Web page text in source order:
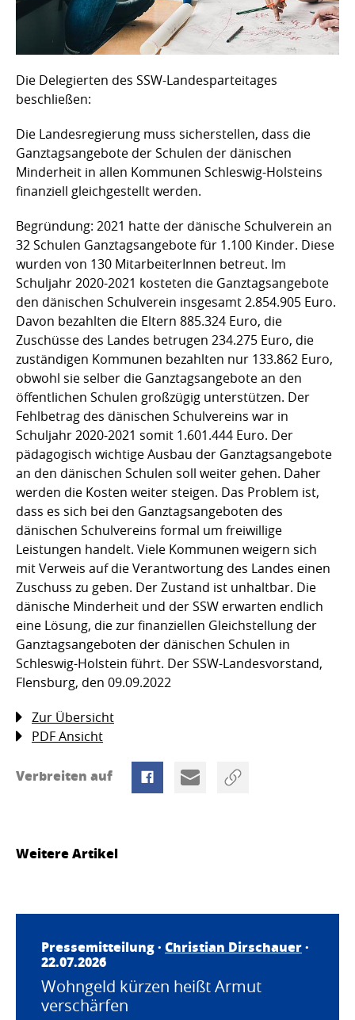
Die Delegierten des SSW-Landesparteitages
beschließen:
Die Landesregierung muss sicherstellen, dass die
Ganztagsangebote der Schulen der dänischen
Minderheit in allen Kommunen Schleswig-Holsteins
finanziell gleichgestellt werden.
Begründung: 2021 hatte der dänische Schulverein an
32 Schulen Ganztagsangebote für 1.100 Kinder. Diese
wurden von 130 MitarbeiterInnen betreut. Im
Schuljahr 2020-2021 kosteten die Ganztagsangebote
den dänischen Schulverein insgesamt 2.854.905 Euro.
Davon bezahlten die Eltern 885.324 Euro, die
Zuschüsse des Landes betrugen 234.275 Euro, die
zuständigen Kommunen bezahlten nur 133.862 Euro,
obwohl sie selber die Ganztagsangebote an den
öffentlichen Schulen großzügig unterstützen. Der
Fehlbetrag des dänischen Schulvereins war in
Schuljahr 2020-2021 somit 1.601.444 Euro. Der
pädagogisch wichtige Ausbau der Ganztagsangebote
an den dänischen Schulen soll weiter gehen. Daher
werden die Kosten weiter steigen. Das Problem ist,
dass es sich bei den Ganztagsangeboten des
dänischen Schulvereins formal um freiwillige
Leistungen handelt. Viele Kommunen weigern sich
mit Verweis auf die Verantwortung des Landes einen
Zuschuss zu geben. Der Zustand ist unhaltbar. Die
dänische Minderheit und der SSW erwarten endlich
eine Lösung, die zur finanziellen Gleichstellung der
Ganztagsangeboten der dänischen Schulen in
Schleswig-Holstein führt. Der SSW-Landesvorstand,
Flensburg, den 09.09.2022
Zur Übersicht
PDF Ansicht
Verbreiten auf
Weitere Artikel
Pressemitteilung · Christian Dirschauer·
22.07.2026
Wohngeld kürzen heißt Armut
verschärfen